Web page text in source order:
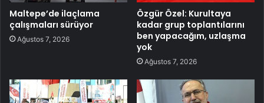
Maltepe’de ilaçlama
çalışmaları sürüyor
Ağustos 7, 2026
Özgür Özel: Kurultaya
kadar grup toplantılarını
ben yapacağım, uzlaşma
yok
Ağustos 7, 2026